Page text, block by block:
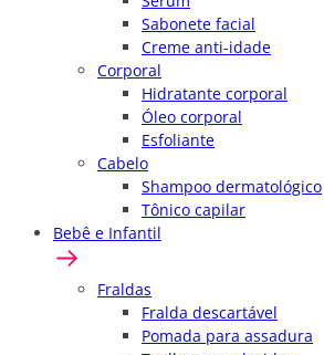
Sabonete facial
Creme anti-idade
Corporal
Hidratante corporal
Óleo corporal
Esfoliante
Cabelo
Shampoo dermatológico
Tônico capilar
Bebê e Infantil
Fraldas
Fralda descartável
Pomada para assadura